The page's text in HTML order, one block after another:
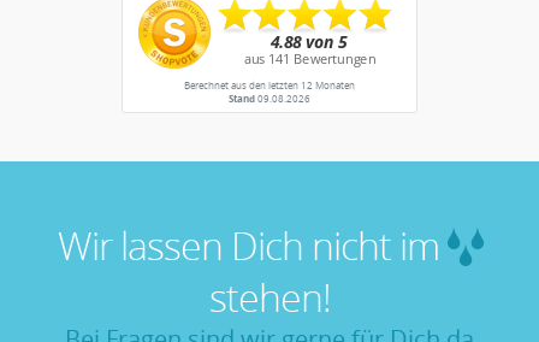
Berechnet aus den letzten 12 Monaten
Stand09.08.2026
Wir lassen Dich nicht im
stehen!